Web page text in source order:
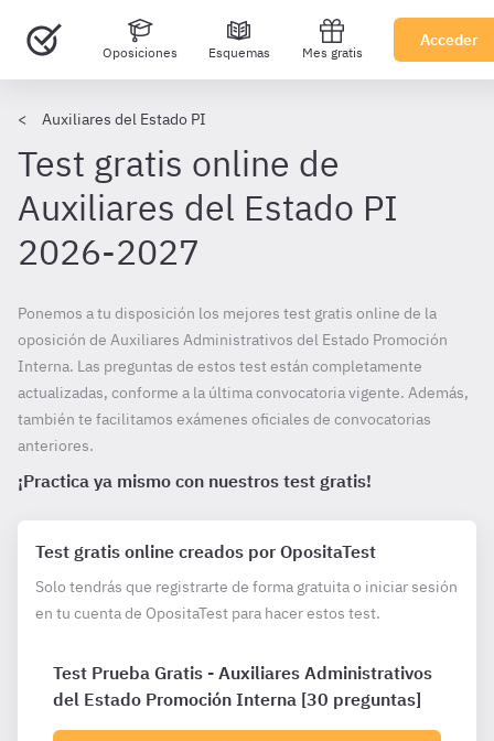
Oposiciones Esquemas Mes gratis
Acceder
Auxiliares del Estado PI
Test gratis online de
Auxiliares del Estado PI
2026-2027
Ponemos a tu disposición los mejores test gratis online de la
oposición de Auxiliares Administrativos del Estado Promoción
Interna. Las preguntas de estos test están completamente
actualizadas, conforme a la última convocatoria vigente. Además,
también te facilitamos exámenes oficiales de convocatorias
anteriores.
¡Practica ya mismo con nuestros test gratis!
Test gratis online creados por OpositaTest
Solo tendrás que registrarte de forma gratuita o iniciar sesión
en tu cuenta de OpositaTest para hacer estos test.
Test Prueba Gratis - Auxiliares Administrativos
del Estado Promoción Interna [30 preguntas]